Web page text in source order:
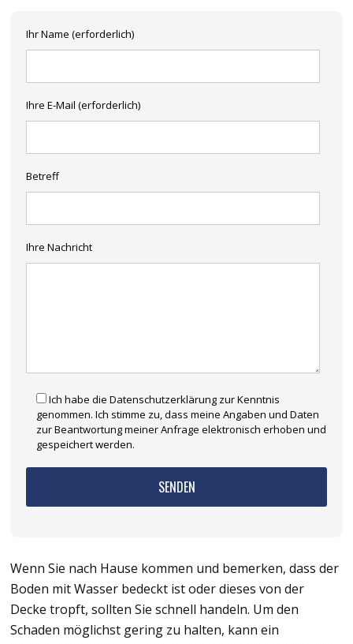
Ihr Name (erforderlich)
Ihre E-Mail (erforderlich)
Betreff
Ihre Nachricht
Ich habe die Datenschutzerklärung zur Kenntnis
genommen. Ich stimme zu, dass meine Angaben und Daten
zur Beantwortung meiner Anfrage elektronisch erhoben und
gespeichert werden.
Wenn Sie nach Hause kommen und bemerken, dass der
Boden mit Wasser bedeckt ist oder dieses von der
Decke tropft, sollten Sie schnell handeln. Um den
Schaden möglichst gering zu halten, kann ein